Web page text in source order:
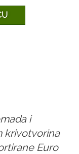
i
krivotvorina
Euro